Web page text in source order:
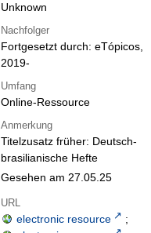
Unknown
Nachfolger
Fortgesetzt durch: eTópicos,
2019-
Umfang
Online-Ressource
Anmerkung
Titelzusatz früher: Deutsch-
brasilianische Hefte
Gesehen am 27.05.25
URL
electronic resource
;